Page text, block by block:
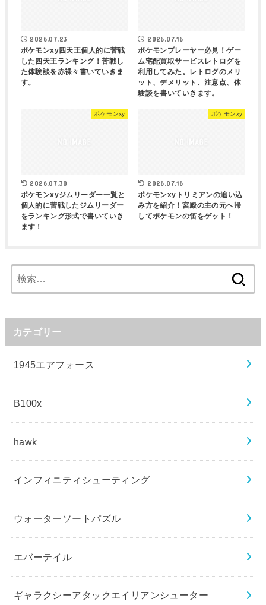
2026.07.23
ポケモンxy四天王個人的に苦戦
した四天王ランキング！苦戦し
た体験談を赤裸々書いていきま
す。
2026.07.16
ポケモンプレーヤー必見！ゲー
ム宅配買取サービスレトログを
利用してみた。レトログのメリ
ット、デメリット、注意点、体
験談を書いていきます。
ポケモンxy
2026.07.30
ポケモンxyジムリーダー一覧と
個人的に苦戦したジムリーダー
をランキング形式で書いていき
ます！
ポケモンxy
2026.07.16
ポケモンxyトリミアンの追い込
み方を紹介！宮殿の主の元へ帰
してポケモンの笛をゲット！
索:
カテゴリー
1945エアフォース
B100x
hawk
インフィニティシューティング
ウォーターソートパズル
エバーテイル
ギャラクシーアタックエイリアンシューター